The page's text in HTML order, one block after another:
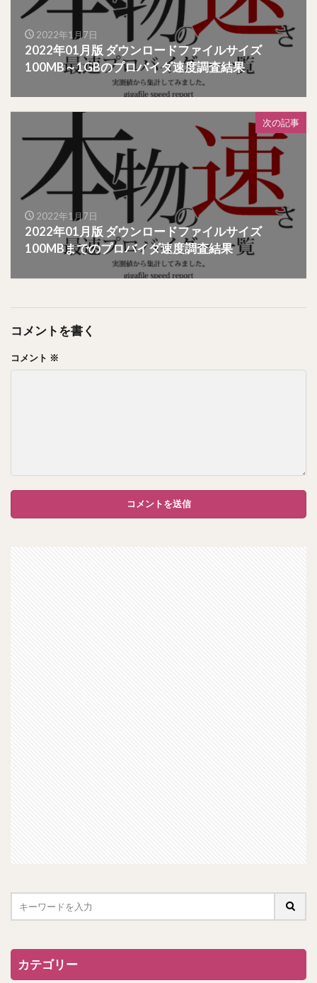
2022年1月7日
2022年01月版 ダウンロードファイルサイズ
100MB～1GBのプロバイダ速度調査結果
次の記事
2022年1月7日
2022年01月版 ダウンロードファイルサイズ
100MBまでのプロバイダ速度調査結果
コメントを書く
コメント ※
カテゴリー